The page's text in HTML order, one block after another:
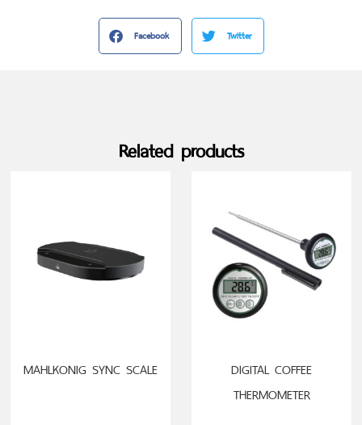
Facebook Twitter
Related products
MAHLKONIG SYNC SCALE
DIGITAL COFFEE
THERMOMETER